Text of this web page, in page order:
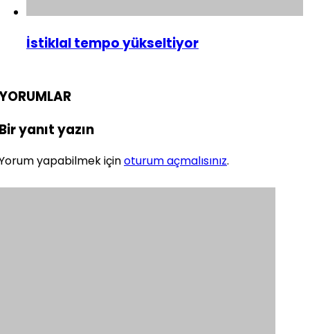
İstiklal tempo yükseltiyor
yanıt yazın
yapabilmek içinoturum açmalısınız.